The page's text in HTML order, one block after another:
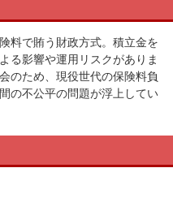
料で賄う財政方式。積立金を
る影響や運用リスクがありま
のため、現役世代の保険料負
の不公平の問題が浮上してい